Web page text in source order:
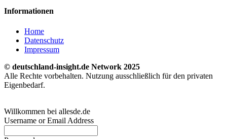
Informationen
Home
Datenschutz
Impressum
© deutschland-insight.de Network 2025
Alle Rechte vorbehalten. Nutzung ausschließlich für den privaten
Eigenbedarf.
Willkommen bei allesde.de
Username or Email Address